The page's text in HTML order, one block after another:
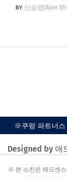
신승엽(Alex
※쿠팡 파트너스
Designed by 애
※ 본 스킨은 애드센스